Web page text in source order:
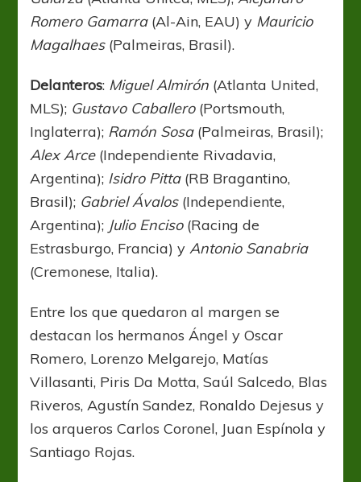
Romero Gamarra(Al-Ain, EAU) y Mauricio
Magalhaes(Palmeiras, Brasil).
Delanteros: Miguel Almirón (Atlanta United,
MLS); Gustavo Caballero(Portsmouth,
Inglaterra); Ramón Sosa(Palmeiras, Brasil);
Alex Arce(Independiente Rivadavia,
Argentina); Isidro Pitta(RB Bragantino,
Brasil); Gabriel Ávalos(Independiente,
Argentina); Julio Enciso(Racing de
Estrasburgo, Francia) yAntonio Sanabria
(Cremonese, Italia).
Entre los que quedaron al margen se
destacan los hermanos Ángel y Oscar
Romero, Lorenzo Melgarejo, Matías
Villasanti, Piris Da Motta, Saúl Salcedo, Blas
Riveros, Agustín Sandez, Ronaldo Dejesus y
los arqueros Carlos Coronel, Juan Espínola y
Santiago Rojas.